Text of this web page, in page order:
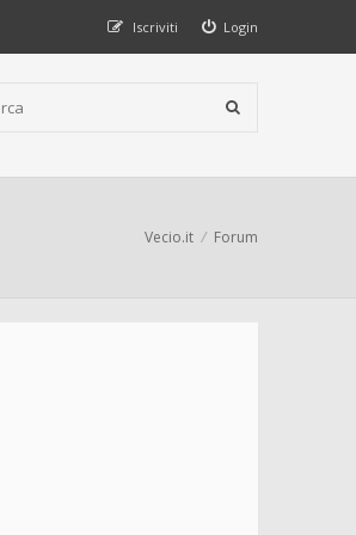
Login
Iscriviti
Vecio.it Forum